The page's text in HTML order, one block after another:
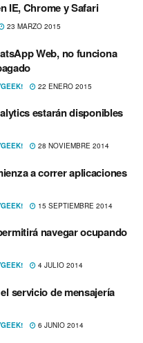
IE, Chrome y Safari
23 MARZO 2015
Web, no funciona
22 ENERO 2015
estarán disponibles
28 NOVIEMBRE 2014
a correr aplicaciones
15 SEPTIEMBRE 2014
navegar ocupando
4 JULIO 2014
servicio de mensajerí­a
6 JUNIO 2014